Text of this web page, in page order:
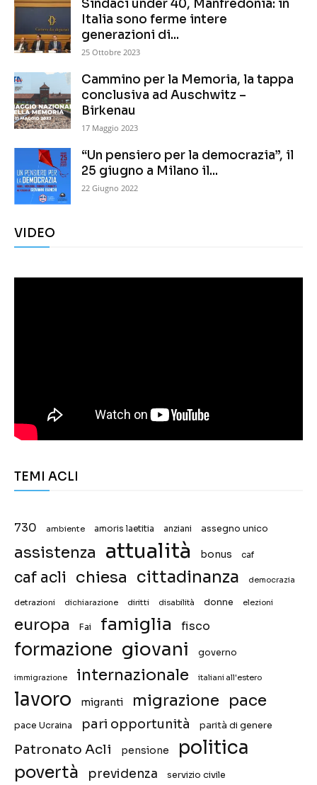
Sindaci under 40, Manfredonia: in
Italia sono ferme intere
generazioni di...
25 Ottobre 2023
Cammino per la Memoria, la tappa
conclusiva ad Auschwitz –
Birkenau
17 Maggio 2023
“Un pensiero per la democrazia”, il
25 giugno a Milano il...
22 Giugno 2022
VIDEO
TEMI ACLI
730 ambiente amoris laetitia anziani assegno unico
assistenza attualità bonus caf
caf acli chiesa cittadinanza democrazia
detrazioni dichiarazione diritti disabilità donne elezioni
europa Fai famiglia fisco
formazione giovani governo
immigrazione internazionale italiani all'estero
lavoro migranti migrazione pace
pace Ucraina pari opportunità parità di genere
Patronato Acli pensione politica
povertà previdenza servizio civile